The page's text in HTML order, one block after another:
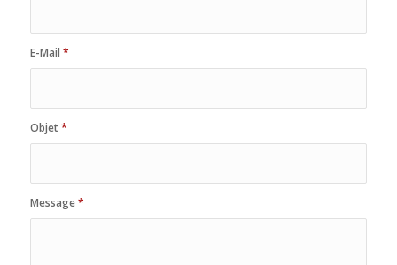
E-Mail *
Objet*
Message*